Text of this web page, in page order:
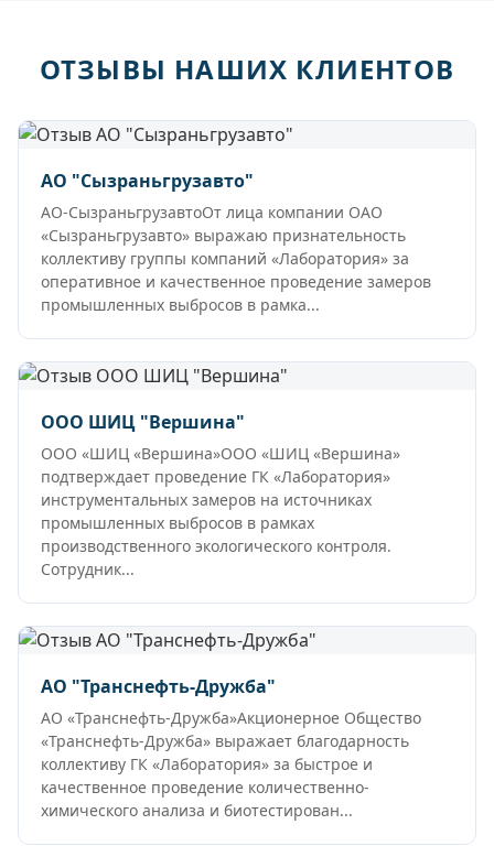
ОТЗЫВЫ НАШИХ КЛИЕНТОВ
АО "Сызраньгрузавто"
АО-СызраньгрузавтоОт лица компании ОАО
«Сызраньгрузавто» выражаю признательность
коллективу группы компаний «Лаборатория» за
оперативное и качественное проведение замеров
промышленных выбросов в рамка...
ООО ШИЦ "Вершина"
ООО «ШИЦ «Вершина»ООО «ШИЦ «Вершина»
подтверждает проведение ГК «Лаборатория»
инструментальных замеров на источниках
промышленных выбросов в рамках
производственного экологического контроля.
Сотрудник...
АО "Транснефть-Дружба"
АО «Транснефть-Дружба»Акционерное Общество
«Транснефть-Дружба» выражает благодарность
коллективу ГК «Лаборатория» за быстрое и
качественное проведение количественно-
химического анализа и биотестирован...